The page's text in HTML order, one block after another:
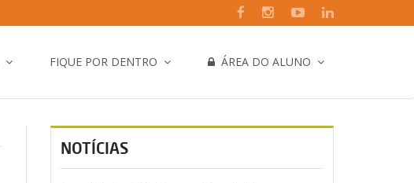
FIQUE POR DENTRO ÁREA DO ALUNO
NOTÍCIAS